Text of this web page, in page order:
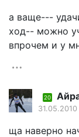
а ваще---
ход-- можно
впрочем и у
20
ща наверно